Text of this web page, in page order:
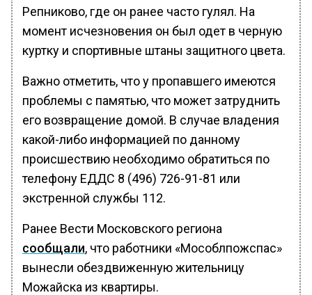
Репниково, где он ранее часто гулял. На
момент исчезновения он был одет в черную
куртку и спортивные штаны защитного цвета.
Важно отметить, что у пропавшего имеются
проблемы с памятью, что может затруднить
его возвращение домой. В случае владения
какой-либо информацией по данному
происшествию необходимо обратиться по
телефону ЕДДС 8 (496) 726-91-81 или
экстренной службы 112.
Ранее Вести Московского региона
сообщали, что работники «Мособлпожспас»
вынесли обездвиженную жительницу
Можайска из квартиры.